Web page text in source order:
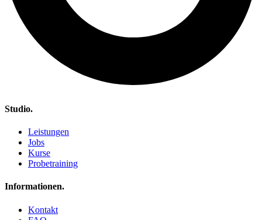
Studio.
Leistungen
Jobs
Kurse
Probetraining
Informationen.
Kontakt